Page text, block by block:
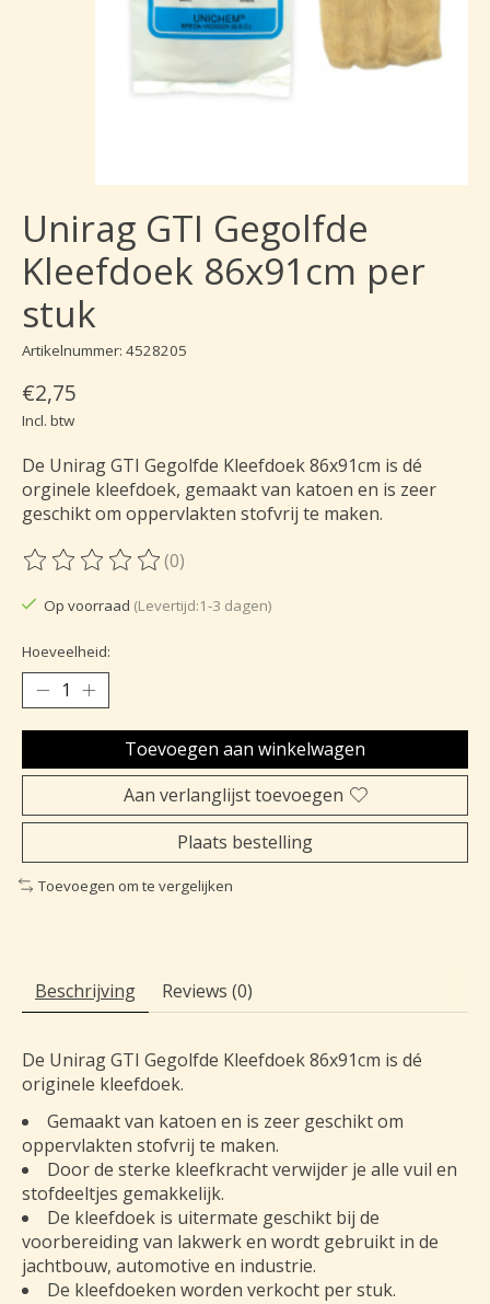
Unirag GTI Gegolfde
Kleefdoek 86x91cm per
stuk
Artikelnummer: 4528205
€2,75
Incl. btw
De Unirag GTI Gegolfde Kleefdoek 86x91cm is dé
orginele kleefdoek, gemaakt van katoen en is zeer
geschikt om oppervlakten stofvrij te maken.
De beoordeling van dit product is
(0)
Op voorraad (Levertijd:1-3 dagen)
Hoeveelheid:
Toevoegen aan winkelwagen
Aan verlanglijst toevoegen
Plaats bestelling
Toevoegen om te vergelijken
Beschrijving Reviews (0)
De Unirag GTI Gegolfde Kleefdoek 86x91cm is dé
originele kleefdoek.
Gemaakt van katoen en is zeer geschikt om
oppervlakten stofvrij te maken.
Door de sterke kleefkracht verwijder je alle vuil en
stofdeeltjes gemakkelijk.
De kleefdoek is uitermate geschikt bij de
voorbereiding van lakwerk en wordt gebruikt in de
jachtbouw, automotive en industrie.
De kleefdoeken worden verkocht per stuk.